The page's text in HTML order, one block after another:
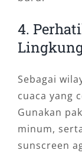
4.
Sebagai
cuaca yang
Gunakan
minum,
sunscreen